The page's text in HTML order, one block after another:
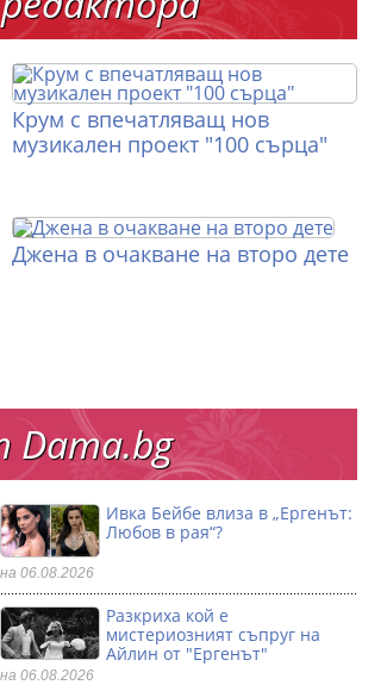
Крум с впечатляващ нов
музикален проект "100 сърца"
Джена в очакване на второ дете
Ивка Бейбе влиза в „Ергенът:
Любов в рая“?
на 06.08.2026
Разкриха кой е
мистериозният съпруг на
Айлин от "Ергенът"
на 06.08.2026